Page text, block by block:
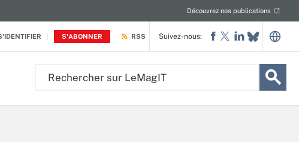
S'ABONNER
Découvrez nos publications
RSS Suivez-nous: